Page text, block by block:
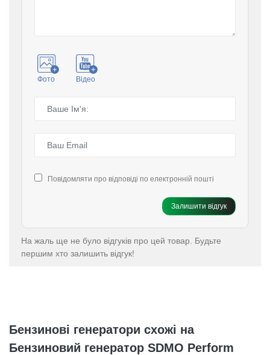
Фото Відео
Повідомляти про відповіді по електронній пошті
Залишити відгук
На жаль ще не було відгуків про цей товар. Будьте
першим хто залишить відгук!
Бензинові генератори схожі на
Бензиновий генератор SDMO Perform